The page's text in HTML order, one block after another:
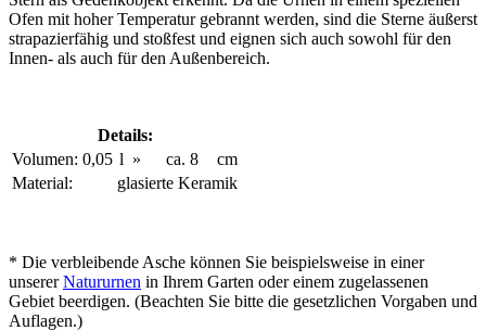
Ofen mit hoher Temperatur gebrannt werden, sind die Sterne äußerst
strapazierfähig und stoßfest und eignen sich auch sowohl für den
Innen- als auch für den Außenbereich.
Details:
Volumen: 0,05 l » ca. 8
cm
Material:
glasierte Keramik
* Die verbleibende Asche können Sie beispielsweise in einer
unsererNatururnen in Ihrem Garten oder einem zugelassenen
Gebiet beerdigen. (Beachten Sie bitte die gesetzlichen Vorgaben und
Auflagen.)